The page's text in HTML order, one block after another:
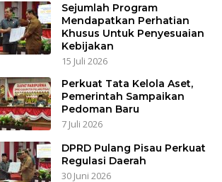
Sejumlah Program
Mendapatkan Perhatian
Khusus Untuk Penyesuaian
Kebijakan
15 Juli 2026
Perkuat Tata Kelola Aset,
Pemerintah Sampaikan
Pedoman Baru
7 Juli 2026
DPRD Pulang Pisau Perkuat
Regulasi Daerah
30 Juni 2026